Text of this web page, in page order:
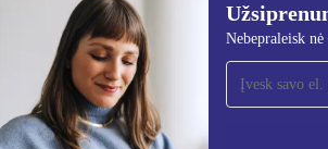
Nebepraleisk
Užsiprenumeruok
naujienlaiškį!
Nebepraleisk nė vieno